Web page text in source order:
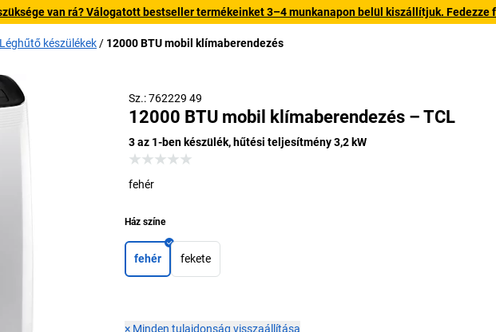
van rá? Válogatott bestseller termékeinket 3–4 munkanapon belül kiszállítjuk.
Léghűtő készülékek 12000 BTU mobil klímaberendezés
Sz.: 762229 49
12000 BTU mobil klímaberendezés – TCL
3 az 1-ben készülék, hűtési teljesítmény 3,2 kW
fehér
Ház színe
fehér fekete
× Minden tulajdonság visszaállítása